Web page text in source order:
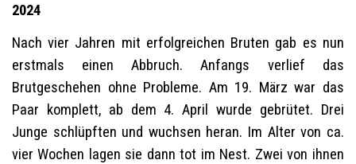
2024
Nach vier Jahren mit erfolgreichen Bruten gab es nun
erstmals einen Abbruch. Anfangs verlief das
Brutgeschehen ohne Probleme. Am 19. März war das
Paar komplett, ab dem 4. April wurde gebrütet. Drei
Junge schlüpften und wuchsen heran. Im Alter von ca.
vier Wochen lagen sie dann tot im Nest. Zwei von ihnen